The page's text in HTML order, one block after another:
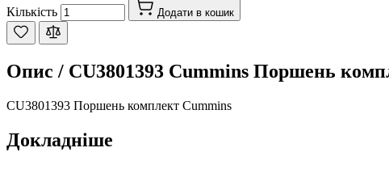
Кількість Додати в кошик
Опис / CU3801393 Cummins Поршень
CU3801393 Поршень комплект Cummins
Докладніше